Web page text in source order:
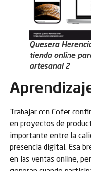
Quesera
tienda online
artesanal 2
Trabajar con Cofer
en proyectos de
importante entre la
presencia digital. Esa
en las ventas online,